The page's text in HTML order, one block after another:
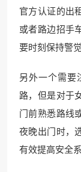
官方认证的出
或者路边招手
要时刻保持警
另外一个需要
路，但是对于
门前熟悉路线
夜晚出门时，
有效提高安全系